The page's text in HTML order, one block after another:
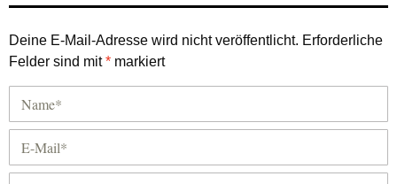
Deine E-Mail-Adresse wird nicht veröffentlicht. Erforderliche
Felder sind mit* markiert